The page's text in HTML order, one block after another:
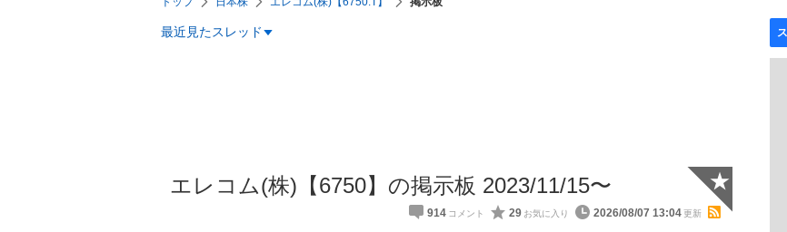
最近見たスレッド
エレコム(株)【6750】の掲示板 2023/11/15〜
914 29 2026/08/07 13:04
★